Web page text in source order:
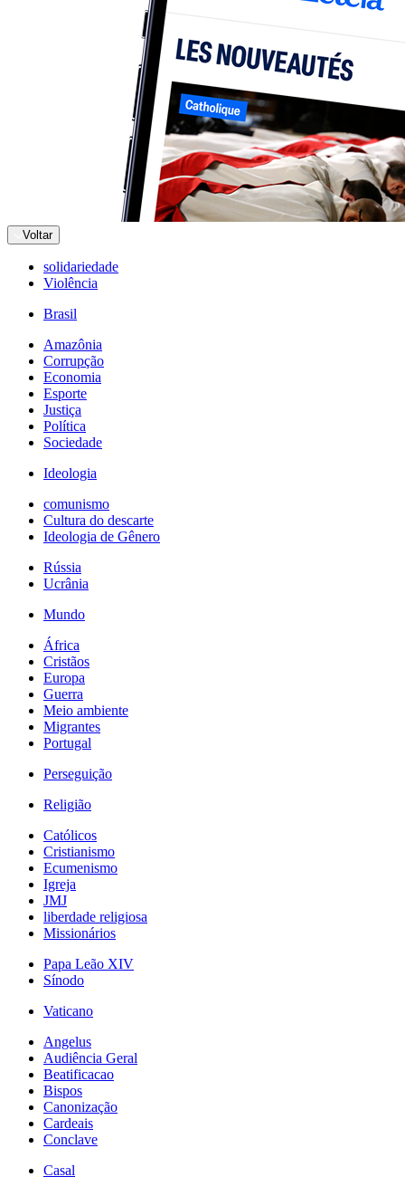
Voltar
solidariedade
Violência
Brasil
Amazônia
Corrupção
Economia
Esporte
Justiça
Política
Sociedade
Ideologia
comunismo
Cultura do descarte
Ideologia de Gênero
Rússia
Ucrânia
Mundo
África
Cristãos
Europa
Guerra
Meio ambiente
Migrantes
Portugal
Perseguição
Religião
Católicos
Cristianismo
Ecumenismo
Igreja
JMJ
liberdade religiosa
Missionários
Papa Leão XIV
Sínodo
Vaticano
Angelus
Audiência Geral
Beatificacao
Bispos
Canonização
Cardeais
Conclave
Casal